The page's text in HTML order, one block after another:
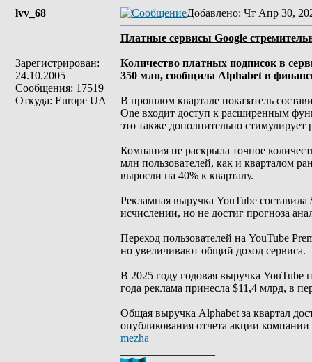
lvv_68
Зарегистрирован:
24.10.2005
Сообщения: 17519
Откуда: Europe UA
Добавлено: Чт Апр 30,
Платные сервисы Google
Количество платных подписок в
350 млн, сообщила Alphabet в
В прошлом квартале показатель
One входит доступ к расширенным
это также дополнительно стимулирует
Компания не раскрыла точное
млн пользователей, как и кварталом
выросли на 40% к кварталу.
Рекламная выручка YouTube
исчислении, но не достиг прогноза
Переход пользователей на YouTube
но увеличивают общий доход сервиса.
В 2025 году годовая выручка YouTube
года реклама принесла $11,4 млрд, в
Общая выручка Alphabet за квартал
опубликования отчета акции
mezha